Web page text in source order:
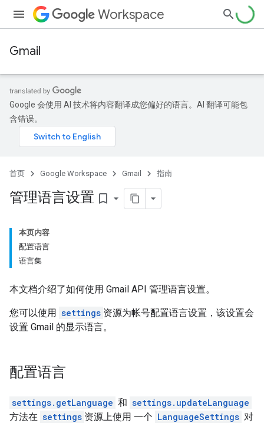
Workspace
Gmail
Google 会使用 AI 技术将内容翻译成您偏好的语言。AI 翻译可能包
含错误。
首页 Google Workspace Gmail 指南
管理语言设置 bookmark_border
本页内容
配置语言
语言集
本文档介绍了如何使用 Gmail API 管理语言设置。
您可以使用 settings 资源为帐号配置语言设置，该设置会
设置 Gmail 的显示语言。
配置语言
settings.getLanguage 和 settings.updateLanguage
方法在 settings 资源上使用 一个 LanguageSettings 对